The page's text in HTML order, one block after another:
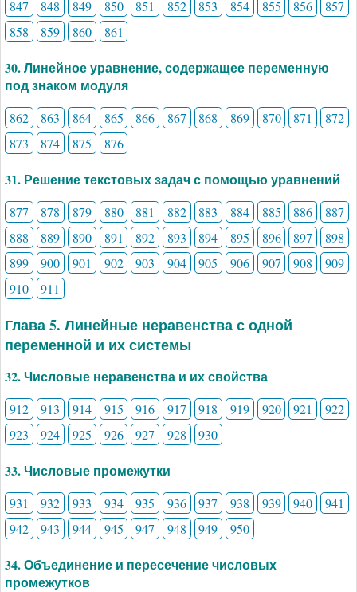
847
848 849 850 851 852 853 854 855 856
857
858
859 860 861
30. Линейное уравнение, содержащее переменную
под знаком модуля
862 863 864 865 866 867 868 869 870 871
872
873
874 875 876
31. Решение текстовых задач с помощью уравнений
877 878 879 880 881 882 883 884 885 886
887
888
889 890 891 892 893 894 895 896 897
898
899
900 901 902 903 904 905 906 907 908
909
910
911
Глава 5. Линейные неравенства с одной
переменной и их системы
32. Числовые неравенства и их свойства
912 913 914 915 916 917 918 919 920 921
922
923
924 925 926 927 928 930
33. Числовые промежутки
931 932 933 934 935 936 937 938 939 940
941
942
943 944 945 947 948 949 950
34. Объединение и пересечение числовых
промежутков